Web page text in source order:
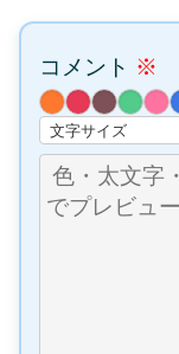
コメント ※